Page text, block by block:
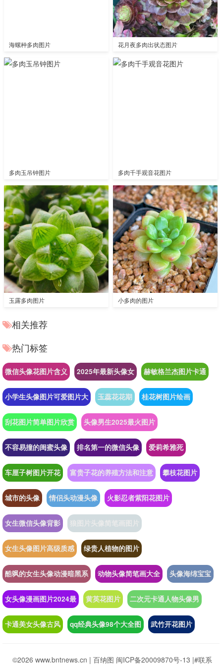
海螺种多肉图片 花月夜多肉出状态图片
多肉玉吊钟图片 多肉千手观音花图片
玉露多肉图片 小多肉的图片
相关推荐
热门标签
微信头像花图片含义 2025年最新头像女 赫敏格兰杰图片卡通
小学生头像图片可爱图片大 玉蕊花花期 桂花树图片绘画
刮花图片简单图片欣赏 头像男生2025最火图片
不容易撞的闺蜜头像 排名第一的微信头像 爱莉希雅死
车厘子树图片开花 富贵子花的养殖方法和注意 攀枝花图片
城市的头像 情侣头动漫头像 火影忍者紫阳花图片
女生微信头像背影 狼图片头像简笔画图片
女生头像图片高级质感 绿贵人植物的图片
酷飒的女生头像动漫暗黑系 动物头像简笔画大全 头像海绵宝宝
女头像漫画图片2024最 黄英花图片 二次元卡通人物头像男
卡通美女头像古风 qq经典头像98个大全图 武竹开花图片
©2026 www.bntnews.cn | 百纳图 闽ICP备20009870号-13 |#联系